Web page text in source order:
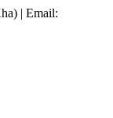
| Email: